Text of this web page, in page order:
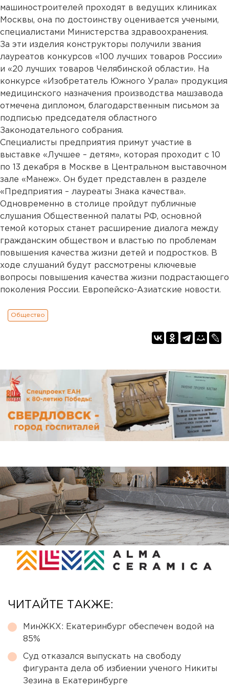
машиностроителей проходят в ведущих клиниках
Москвы, она по достоинству оценивается учеными,
специалистами Министерства здравоохранения.
За эти изделия конструкторы получили звания
лауреатов конкурсов «100 лучших товаров России»
и «20 лучших товаров Челябинской области». На
конкурсе «Изобретатель Южного Урала» продукция
медицинского назначения производства машзавода
отмечена дипломом, благодарственным письмом за
подписью председателя областного
Законодательного собрания.
Специалисты предприятия примут участие в
выставке «Лучшее – детям», которая проходит с 10
по 13 декабря в Москве в Центральном выставочном
зале «Манеж». Он будет представлен в разделе
«Предприятия – лауреаты Знака качества».
Одновременно в столице пройдут публичные
слушания Общественной палаты РФ, основной
темой которых станет расширение диалога между
гражданским обществом и властью по проблемам
повышения качества жизни детей и подростков. В
ходе слушаний будут рассмотрены ключевые
вопросы повышения качества жизни подрастающего
поколения России. Европейско-Азиатские новости.
Общество
ЧИТАЙТЕ ТАКЖЕ:
МинЖКХ: Екатеринбург обеспечен водой на
85%
Суд отказался выпускать на свободу
фигуранта дела об избиении ученого Никиты
Зезина в Екатеринбурге